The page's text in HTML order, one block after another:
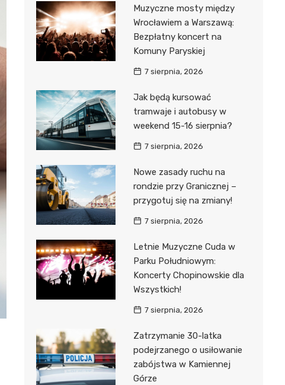
Muzyczne mosty między
Wrocławiem a Warszawą:
Bezpłatny koncert na
Komuny Paryskiej
7 sierpnia, 2026
Jak będą kursować
tramwaje i autobusy w
weekend 15-16 sierpnia?
7 sierpnia, 2026
Nowe zasady ruchu na
rondzie przy Granicznej –
przygotuj się na zmiany!
7 sierpnia, 2026
Letnie Muzyczne Cuda w
Parku Południowym:
Koncerty Chopinowskie dla
Wszystkich!
7 sierpnia, 2026
Zatrzymanie 30-latka
podejrzanego o usiłowanie
zabójstwa w Kamiennej
Górze